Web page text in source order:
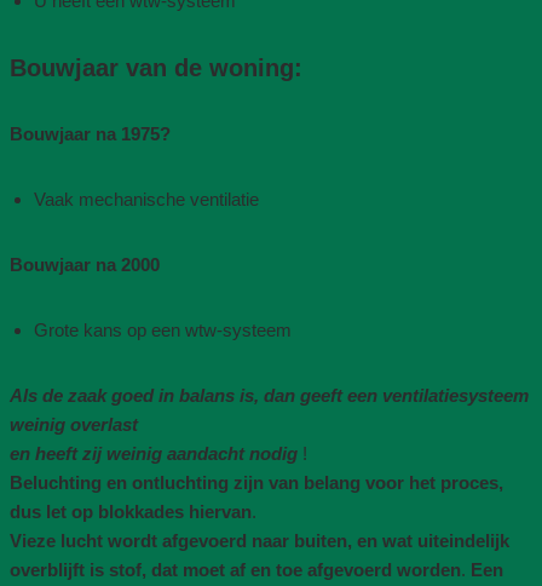
Bouwjaar van de woning​:
Bouwjaar na 1975​?
Vaak mechanische ventilatie​
Bouwjaar na 2000
Grote kans op een wtw-systeem
Als de zaak goed in balans is, dan geeft een ventilatiesysteem
weinig overlast
en heeft zij weinig aandacht nodig !
Beluchting en ontluchting zijn van belang voor het proces,
dus let op blokkades hiervan.
Vieze lucht wordt afgevoerd naar buiten, en wat uiteindelijk
overblijft is stof, dat moet af en toe afgevoerd worden. Een